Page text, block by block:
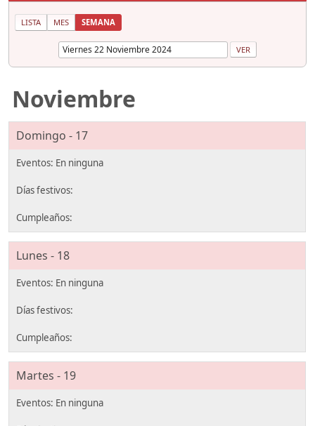
LISTA MES SEMANA
Noviembre
Domingo - 17
Lunes - 18
Martes - 19